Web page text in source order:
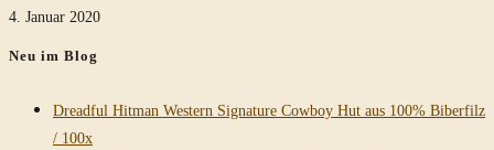
Midnight-
4. Januar 2020
Neu im Blog
Dreadful Hitman Western Signature Cowboy Hut aus 100% Biberfilz
/ 100x